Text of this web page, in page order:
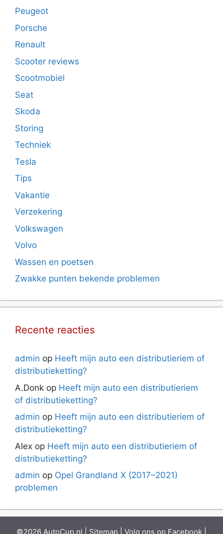
Peugeot
Porsche
Renault
Scooter reviews
Scootmobiel
Seat
Skoda
Storing
Techniek
Tesla
Tips
Vakantie
Verzekering
Volkswagen
Volvo
Wassen en poetsen
Zwakke punten bekende problemen
Recente reacties
admin op Heeft mijn auto een distributieriem of
distributieketting?
A.Donk op Heeft mijn auto een distributieriem
of distributieketting?
admin op Heeft mijn auto een distributieriem of
distributieketting?
Alex op Heeft mijn auto een distributieriem of
distributieketting?
admin op Opel Grandland X (2017–2021)
problemen
©2026 AutoCup.nl | Sitemap | Volg ons op Facebook